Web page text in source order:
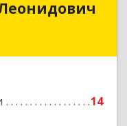
14
р-н,